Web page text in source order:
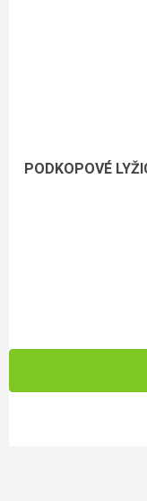
PODKOPOVÉ